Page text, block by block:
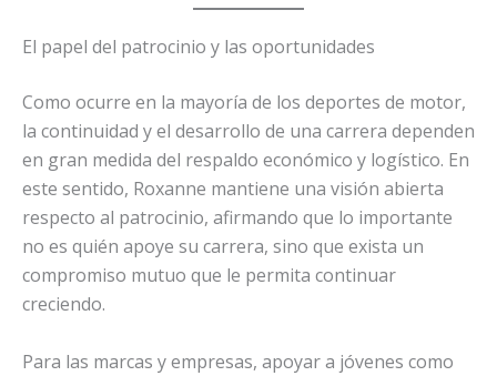
El papel del patrocinio y las oportunidades
Como ocurre en la mayoría de los deportes de motor,
la continuidad y el desarrollo de una carrera dependen
en gran medida del respaldo económico y logístico. En
este sentido, Roxanne mantiene una visión abierta
respecto al patrocinio, afirmando que lo importante
no es quién apoye su carrera, sino que exista un
compromiso mutuo que le permita continuar
creciendo.
Para las marcas y empresas, apoyar a jóvenes como